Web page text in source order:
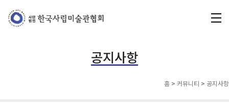
공지사항
홈 > 커뮤니티 > 공지사항